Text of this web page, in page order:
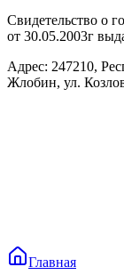
Свидетельство о
от 30.05.2003г
Адрес: 247210,
Жлобин, ул.
Главная